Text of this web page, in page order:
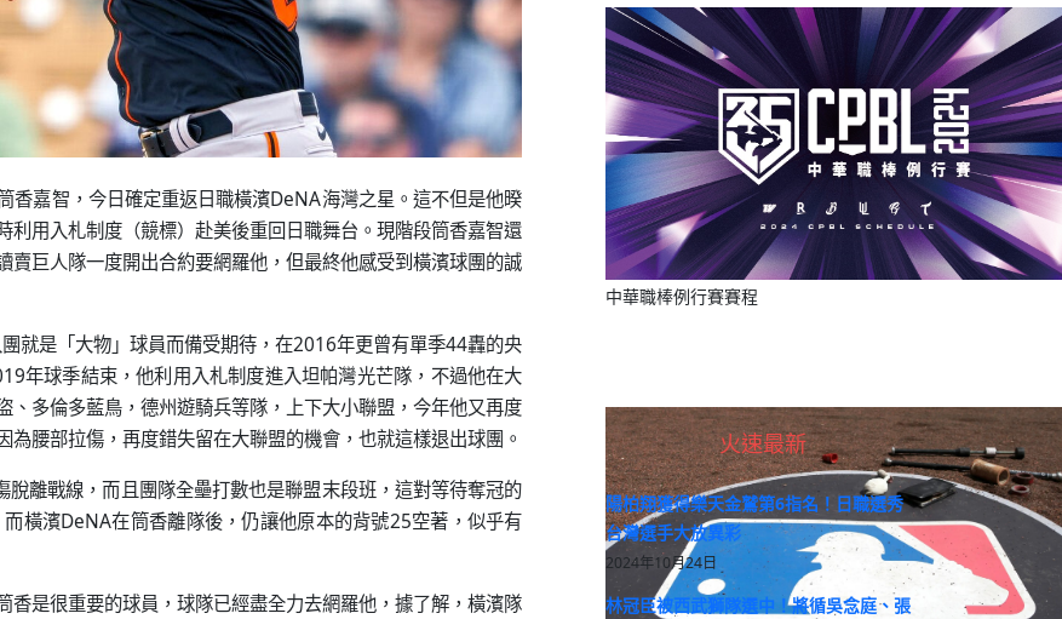
香嘉智，今日確定重返日職橫濱DeNA海灣之星。這不但是他暌
用入札制度（競標）赴美後重回日職舞台。現階段筒香嘉智還
賣巨人隊一度開出合約要網羅他，但最終他感受到橫濱球團的誠
就是「大物」球員而備受期待，在2016年更曾有單季44轟的央
年球季結束，他利用入札制度進入坦帕灣光芒隊，不過他在大
多倫多藍鳥，德州遊騎兵等隊，上下大小聯盟，今年他又再度
腰部拉傷，再度錯失留在大聯盟的機會，也就這樣退出球團。
離戰線，而且團隊全壘打數也是聯盟末段班，這對等待奪冠的
橫濱DeNA在筒香離隊後，仍讓他原本的背號25空著，似乎有
是很重要的球員，球隊已經盡全力去網羅他，據了解，橫濱隊
中華職棒例行賽賽程
火速最新
陽柏翔獲得樂天金鷲第6指名！日職選秀
台灣選手大放異彩
2024年10月24日
林冠臣被西武獅隊選中！將循吳念庭、張